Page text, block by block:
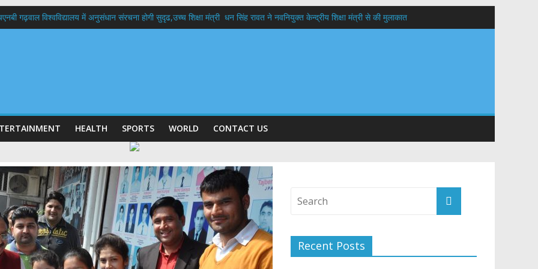
गढ़वाल विश्वविद्यालय में अनुसंधान संरचना होगी सुदृढ,उच्च शिक्षा मंत्री धन सिंह रावत ने नवनियुक्त केन्द्रीय शिक्षा मंत्री से की मुलाकात
दिवस पर मुख्यमंत्री धामी ने उत्कृष्ट बुनकरों और हस्तशिल्प कारीगरों को किया सम्मानित
HEALTH SPORTS WORLD CONTACT US
Recent Posts